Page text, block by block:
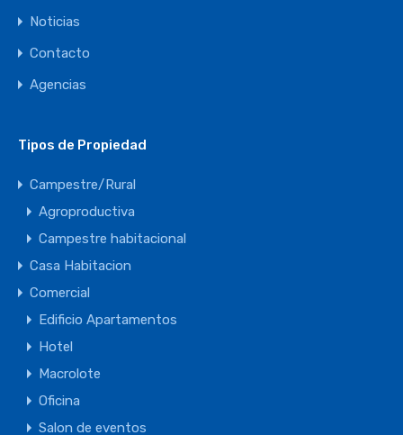
Noticias
Contacto
Agencias
Tipos de Propiedad
Campestre/Rural
Agroproductiva
Campestre habitacional
Casa Habitacion
Comercial
Edificio Apartamentos
Hotel
Macrolote
Oficina
Salon de eventos